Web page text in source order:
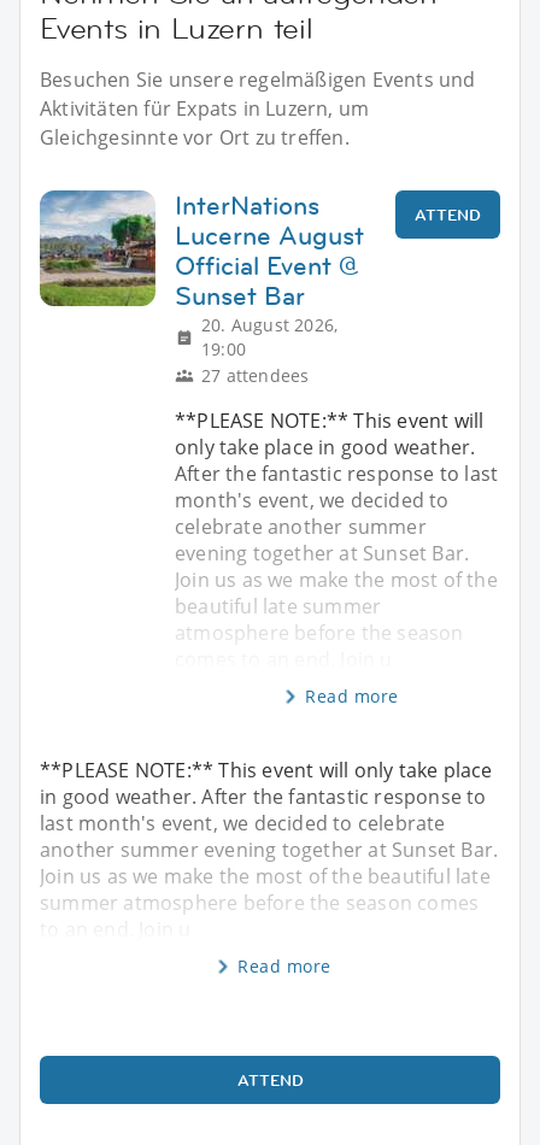
Events in Luzern teil
Besuchen Sie unsere regelmäßigen Events und
Aktivitäten für Expats in Luzern, um
Gleichgesinnte vor Ort zu treffen.
InterNations
Lucerne August
Official Event @
Sunset Bar
20. August 2026,
19:00
27 attendees
ATTEND
**PLEASE NOTE:** This event will
only take place in good weather.
After the fantastic response to last
month's event, we decided to
celebrate another summer
evening together at Sunset Bar.
Join us as we make the most of the
beautiful late summer
atmosphere before the season
Read more
**PLEASE NOTE:** This event will only take place
in good weather. After the fantastic response to
last month's event, we decided to celebrate
another summer evening together at Sunset Bar.
Join us as we make the most of the beautiful late
summer atmosphere before the season comes
Read more
ATTEND